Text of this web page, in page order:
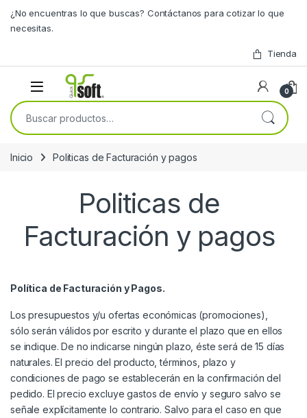
¿No encuentras lo que buscas? Contáctanos para cotizar lo que
necesitas.
Tienda
0
Buscar por:
Inicio Politicas de Facturación y pagos
Politicas de
Facturación y pagos
Política de Facturación y Pagos.
Los presupuestos y/u ofertas económicas (promociones),
sólo serán válidos por escrito y durante el plazo que en ellos
se indique. De no indicarse ningún plazo, éste será de 15 días
naturales. El precio del producto, términos, plazo y
condiciones de pago se establecerán en la confirmación del
pedido. El precio excluye gastos de envío y seguro salvo se
señale explícitamente lo contrario. Salvo para el caso en que